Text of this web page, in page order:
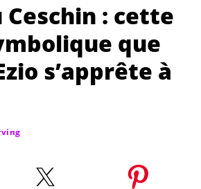
: cette
que
s’apprête à